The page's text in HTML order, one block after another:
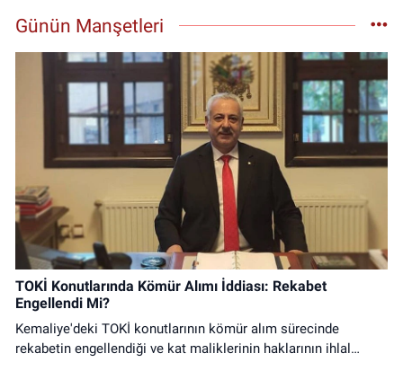
Günün Manşetleri
TOKİ Konutlarında Kömür Alımı İddiası: Rekabet
Engellendi Mi?
Kemaliye'deki TOKİ konutlarının kömür alım sürecinde
rekabetin engellendiği ve kat maliklerinin haklarının ihlal